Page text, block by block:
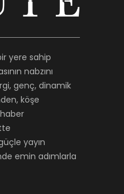
yere sahip
nabzını
genç, dinamik
köşe
yayın
emin adımlarla